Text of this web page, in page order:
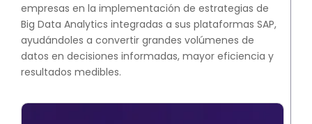
empresas en la implementación de estrategias de
Big Data Analytics integradas a sus plataformas SAP,
ayudándoles a convertir grandes volúmenes de
datos en decisiones informadas, mayor eficiencia y
resultados medibles.